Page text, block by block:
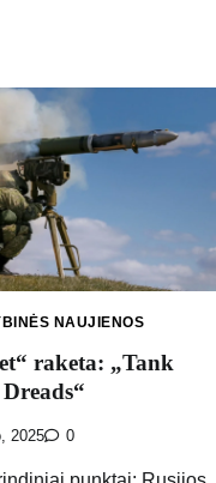
NAUJIENOS
raketa: „Tank
2025 0